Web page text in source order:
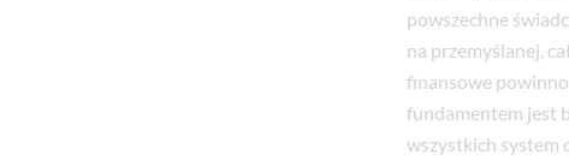
powszechne
na przemyślanej,
finansowe
fundamentem jest
wszystkich system